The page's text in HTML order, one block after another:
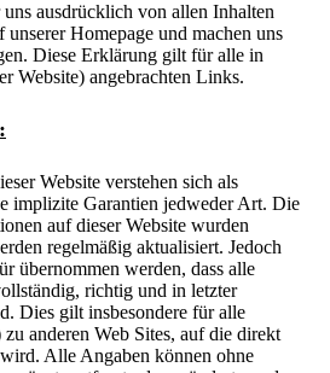
ausdrücklich von allen Inhalten
Homepage und machen uns
Diese Erklärung gilt für alle in
Website) angebrachten Links.
Website verstehen sich als
implizite Garantien jedweder Art. Die
auf dieser Website wurden
regelmäßig aktualisiert. Jedoch
übernommen werden, dass alle
richtig und in letzter
Dies gilt insbesondere für alle
anderen Web Sites, auf die direkt
Alle Angaben können ohne